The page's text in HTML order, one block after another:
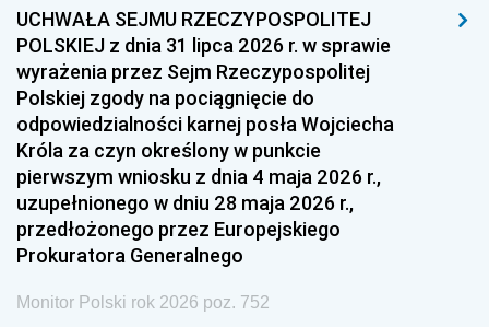
UCHWAŁA SEJMU RZECZYPOSPOLITEJ
POLSKIEJ z dnia 31 lipca 2026 r. w sprawie
wyrażenia przez Sejm Rzeczypospolitej
Polskiej zgody na pociągnięcie do
odpowiedzialności karnej posła Wojciecha
Króla za czyn określony w punkcie
pierwszym wniosku z dnia 4 maja 2026 r.,
uzupełnionego w dniu 28 maja 2026 r.,
przedłożonego przez Europejskiego
Prokuratora Generalnego
Monitor Polski rok 2026 poz. 752